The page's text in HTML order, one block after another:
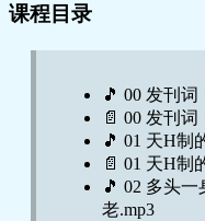
课程目录
🎵 00 发刊
📄 00 发刊
🎵 01 天H制
📄 01 天H制
🎵 02 多头
老.mp3